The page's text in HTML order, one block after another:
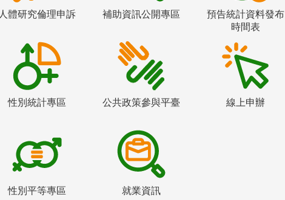
人體研究倫理申訴 補助資訊公開專區
預告統計資料發布
時間表
性別統計專區 公共政策參與平臺 線上申辦
性別平等專區 就業資訊